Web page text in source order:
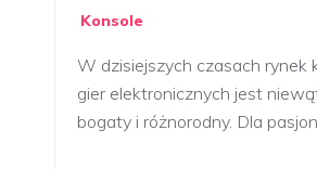
Konsole
W dzisiejszych czasach rynek
gier elektronicznych jest
bogaty i różnorodny. Dla